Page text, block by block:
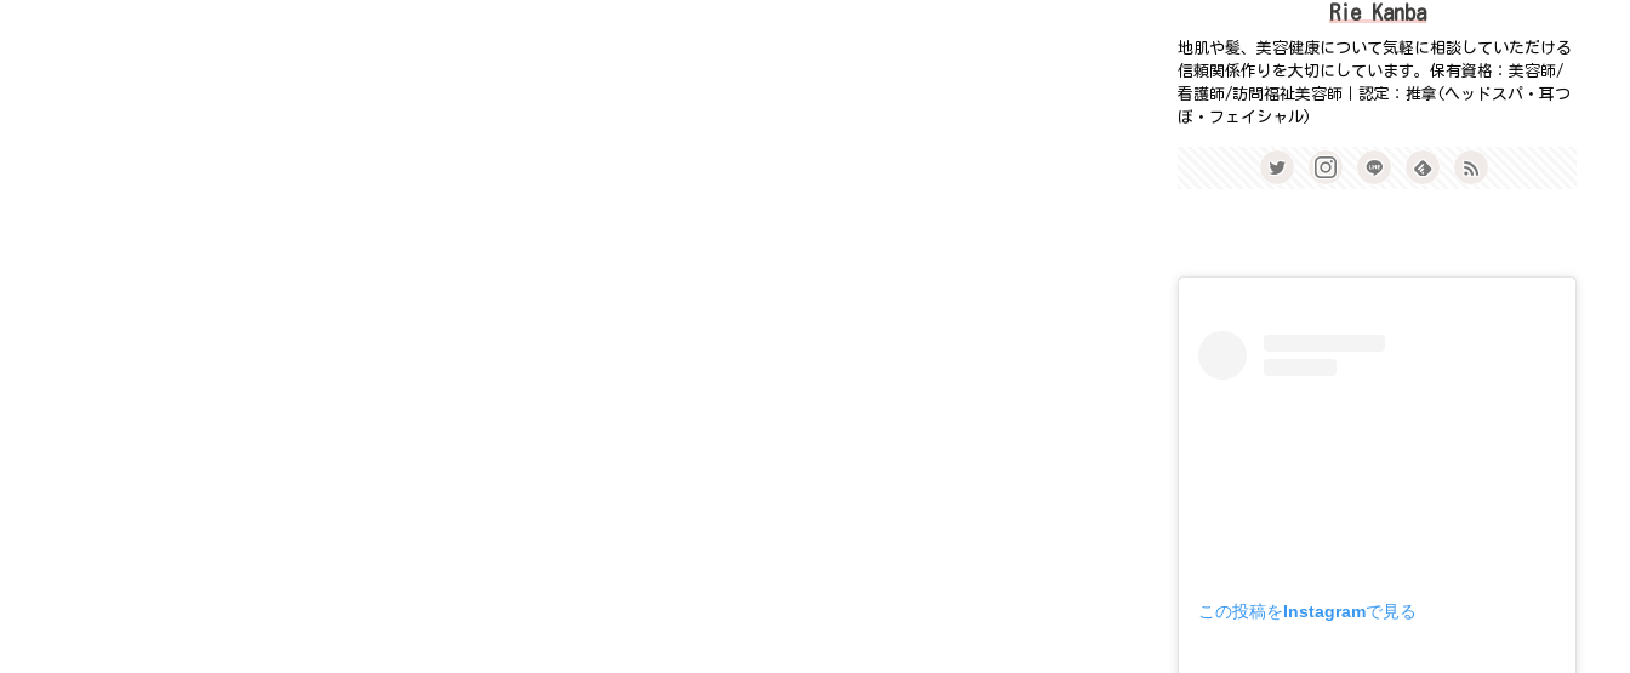
Rie Kanba
地肌や髪、美容健康について気軽に相談していただける
信頼関係作りを大切にしています。保有資格：美容師/
看護師/訪問福祉美容師｜認定：推拿(ヘッドスパ・耳つ
ぼ・フェイシャル)
この投稿をInstagramで見る